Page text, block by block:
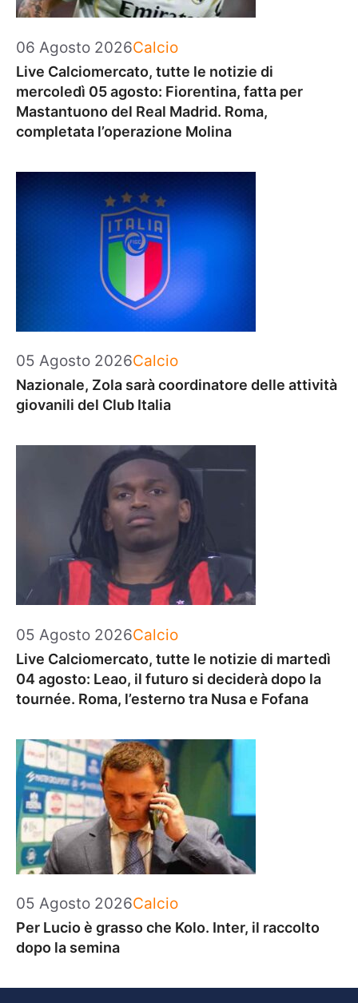
06 Agosto 2026Categorie
Calcio
Live Calciomercato, tutte le notizie di
mercoledì 05 agosto: Fiorentina, fatta per
Mastantuono del Real Madrid. Roma,
completata l’operazione Molina
05 Agosto 2026Categorie
Calcio
Nazionale, Zola sarà coordinatore delle attività
giovanili del Club Italia
05 Agosto 2026Categorie
Calcio
Live Calciomercato, tutte le notizie di martedì
04 agosto: Leao, il futuro si deciderà dopo la
tournée. Roma, l’esterno tra Nusa e Fofana
05 Agosto 2026Categorie
Calcio
Per Lucio è grasso che Kolo. Inter, il raccolto
dopo la semina